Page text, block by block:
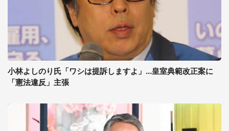
小林よしのり氏「ワシは提訴しますよ」...皇室典範改正案に
「憲法違反」主張